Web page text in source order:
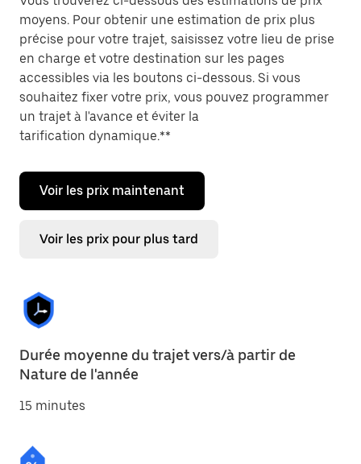
moyens. Pour obtenir une estimation de prix plus
précise pour votre trajet, saisissez votre lieu de prise
en charge et votre destination sur les pages
accessibles via les boutons ci-dessous. Si vous
souhaitez fixer votre prix, vous pouvez programmer
un trajet à l'avance et éviter la
tarification dynamique.**
Voir les prix maintenant
Voir les prix pour plus tard
Durée moyenne du trajet vers/à partir de
Nature de l'année
15 minutes